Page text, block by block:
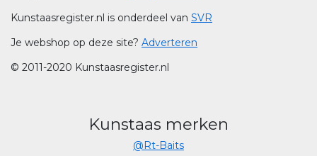
Kunstaasregister.nl is onderdeel van SVR
Je webshop op deze site? Adverteren
© 2011-2020 Kunstaasregister.nl
Kunstaas merken
@Rt-Baits